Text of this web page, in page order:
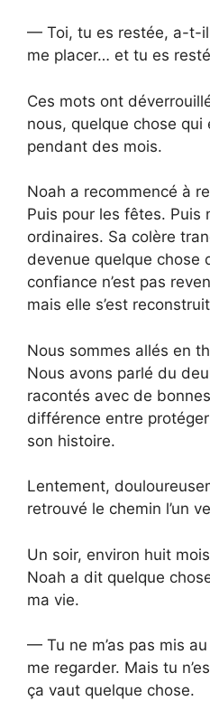
— Toi, tu es restée, a-t-il
me placer… et tu es
Ces mots ont
nous, quelque chose qui
pendant des mois.
Noah a recommencé à
Puis pour les fêtes. Puis
ordinaires. Sa colère
devenue quelque chose
confiance n’est pas
mais elle s’est
Nous sommes allés en
Nous avons parlé du
racontés avec de
différence entre
son histoire.
Lentement,
retrouvé le chemin l’un
Un soir, environ huit
Noah a dit quelque
ma vie.
— Tu ne m’as pas mis
me regarder. Mais tu
ça vaut quelque chose.